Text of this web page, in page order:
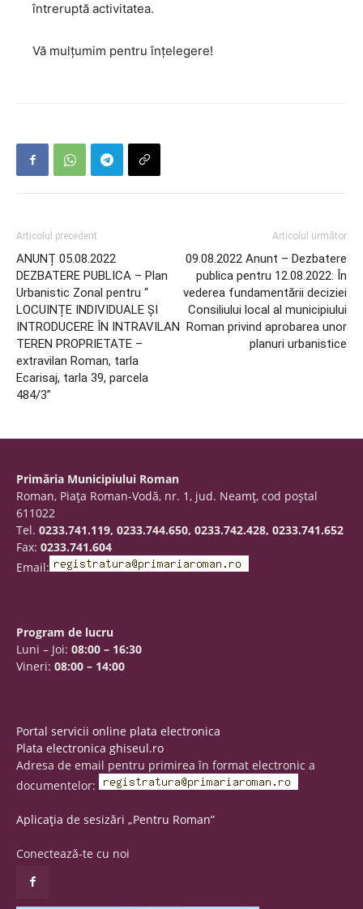
întreruptă activitatea.
Vă mulțumim pentru înțelegere!
Articolul precedent
ANUNȚ 05.08.2022
DEZBATERE PUBLICA – Plan
Urbanistic Zonal pentru “
LOCUINȚE INDIVIDUALE ȘI
INTRODUCERE ÎN INTRAVILAN
TEREN PROPRIETATE –
extravilan Roman, tarla
Ecarisaj, tarla 39, parcela
484/3”
Articolul următor
09.08.2022 Anunt – Dezbatere
publica pentru 12.08.2022: În
vederea fundamentării deciziei
Consiliului local al municipiului
Roman privind aprobarea unor
planuri urbanistice
Primăria Municipiului Roman
Roman, Piaţa Roman-Vodă, nr. 1, jud. Neamţ, cod poştal
611022
Tel. 0233.741.119, 0233.744.650, 0233.742.428, 0233.741.652
Fax: 0233.741.604
Email:
Program de lucru
Luni – Joi: 08:00 – 16:30
Vineri: 08:00 – 14:00
Portal servicii online plata electronica
Plata electronica ghiseul.ro
Adresa de email pentru primirea în format electronic a
documentelor:
Aplicația de sesizări „Pentru Roman”
Conectează-te cu noi